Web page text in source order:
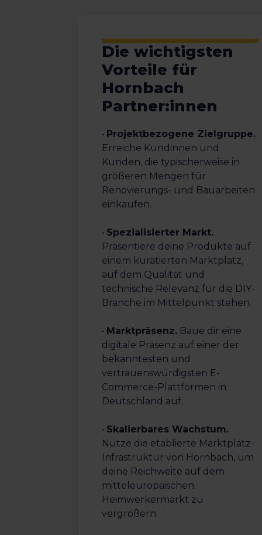
Die wichtigsten
Vorteile für
Hornbach
Partner:innen
• Projektbezogene Zielgruppe.
Erreiche Kundinnen und
Kunden, die typischerweise in
größeren Mengen für
Renovierungs- und Bauarbeiten
einkaufen.
• Spezialisierter Markt.
Präsentiere deine Produkte auf
einem kuratierten Marktplatz,
auf dem Qualität und
technische Relevanz für die DIY-
Branche im Mittelpunkt stehen.
• Marktpräsenz. Baue dir eine
digitale Präsenz auf einer der
bekanntesten und
vertrauenswürdigsten E-
Commerce-Plattformen in
Deutschland auf.
• Skalierbares Wachstum.
Nutze die etablierte Marktplatz-
Infrastruktur von Hornbach, um
deine Reichweite auf dem
mitteleuropäischen
Heimwerkermarkt zu
vergrößern.